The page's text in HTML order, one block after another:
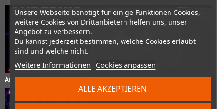
Unsere Webseite benötigt für einige Funktionen Cookies,
weitere Cookies von Drittanbietern helfen uns, unser
Angebot zu verbessern.
Du kannst jederzeit bestimmen, welche Cookies erlaubt
sind und welche nicht.
Weitere Informationen Cookies anpassen
ALLE AKZEPTIEREN
Anbernic RG P01 Test – Gaming Controller im Praxistest